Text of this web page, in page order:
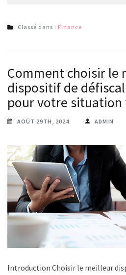
Classé dans : Finance
Comment choisir le
dispositif de
pour votre situation
AOÛT 29TH, 2024 ADMIN
Introduction Choisir le meilleur